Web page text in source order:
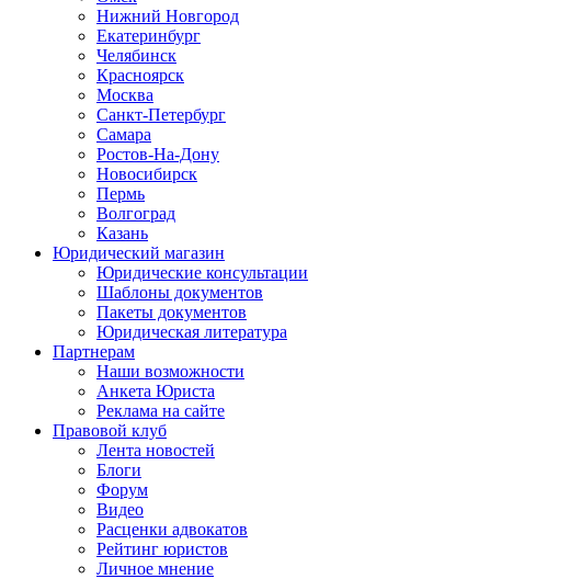
Нижний Новгород
Екатеринбург
Челябинск
Красноярск
Москва
Санкт-Петербург
Самара
Ростов-На-Дону
Новосибирск
Пермь
Волгоград
Казань
Юридический магазин
Юридические консультации
Шаблоны документов
Пакеты документов
Юридическая литература
Партнерам
Наши возможности
Анкета Юриста
Реклама на сайте
Правовой клуб
Лента новостей
Блоги
Форум
Видео
Расценки адвокатов
Рейтинг юристов
Личное мнение